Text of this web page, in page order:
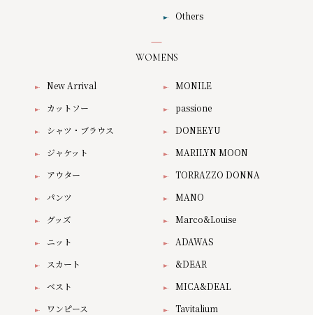
Others
WOMENS
New Arrival
カットソー
シャツ・ブラウス
ジャケット
アウター
パンツ
グッズ
ニット
スカート
ベスト
ワンピース
MONILE
passione
DONEEYU
MARILYN MOON
TORRAZZO DONNA
MANO
Marco&Louise
ADAWAS
&DEAR
MICA&DEAL
Tavitalium